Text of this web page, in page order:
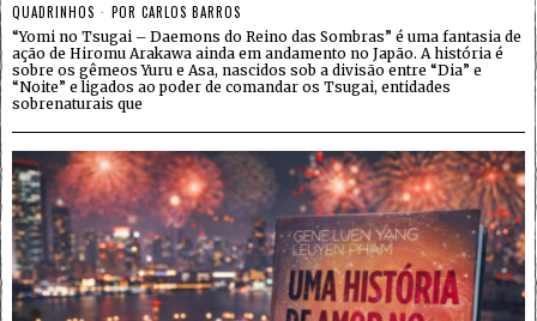
QUADRINHOS POR CARLOS BARROS
“Yomi no Tsugai – Daemons do Reino das Sombras” é uma fantasia de
ação de Hiromu Arakawa ainda em andamento no Japão. A história é
sobre os gêmeos Yuru e Asa, nascidos sob a divisão entre “Dia” e
“Noite” e ligados ao poder de comandar os Tsugai, entidades
sobrenaturais que